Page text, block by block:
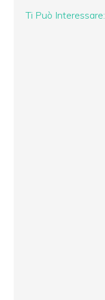
Ti Può Interessare: